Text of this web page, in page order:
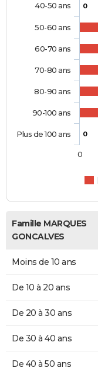
0
0
40-50 ans
50-60 ans
60-70 ans
70-80 ans
80-90 ans
90-100 ans
Plus de 100 ans
0
Famille MARQUES
GONCALVES
Moins de 10 ans
De 10 à 20 ans
De 20 à 30 ans
De 30 à 40 ans
De 40 à 50 ans